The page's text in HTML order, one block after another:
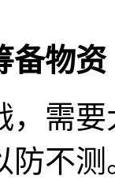
备物资
，需
防不